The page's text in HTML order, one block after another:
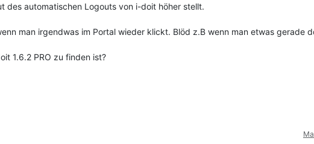
des automatischen Logouts von i-doit höher stellt.
man irgendwas im Portal wieder klickt. Blöd z.B wenn man etwas gerade
1.6.2 PRO zu finden ist?